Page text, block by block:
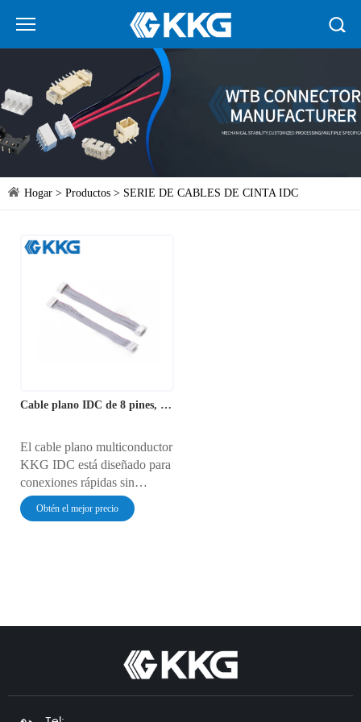
Hogar > Productos > SERIE DE CABLES DE CINTA IDC
Cable plano IDC de 8 pines, 1,25 mm
El cable plano multiconductor
KKG IDC está diseñado para
conexiones rápidas sin
soldadura mediante
conectores de desplazamiento
gracias a su alta densidad de
Obtén el mejor precio